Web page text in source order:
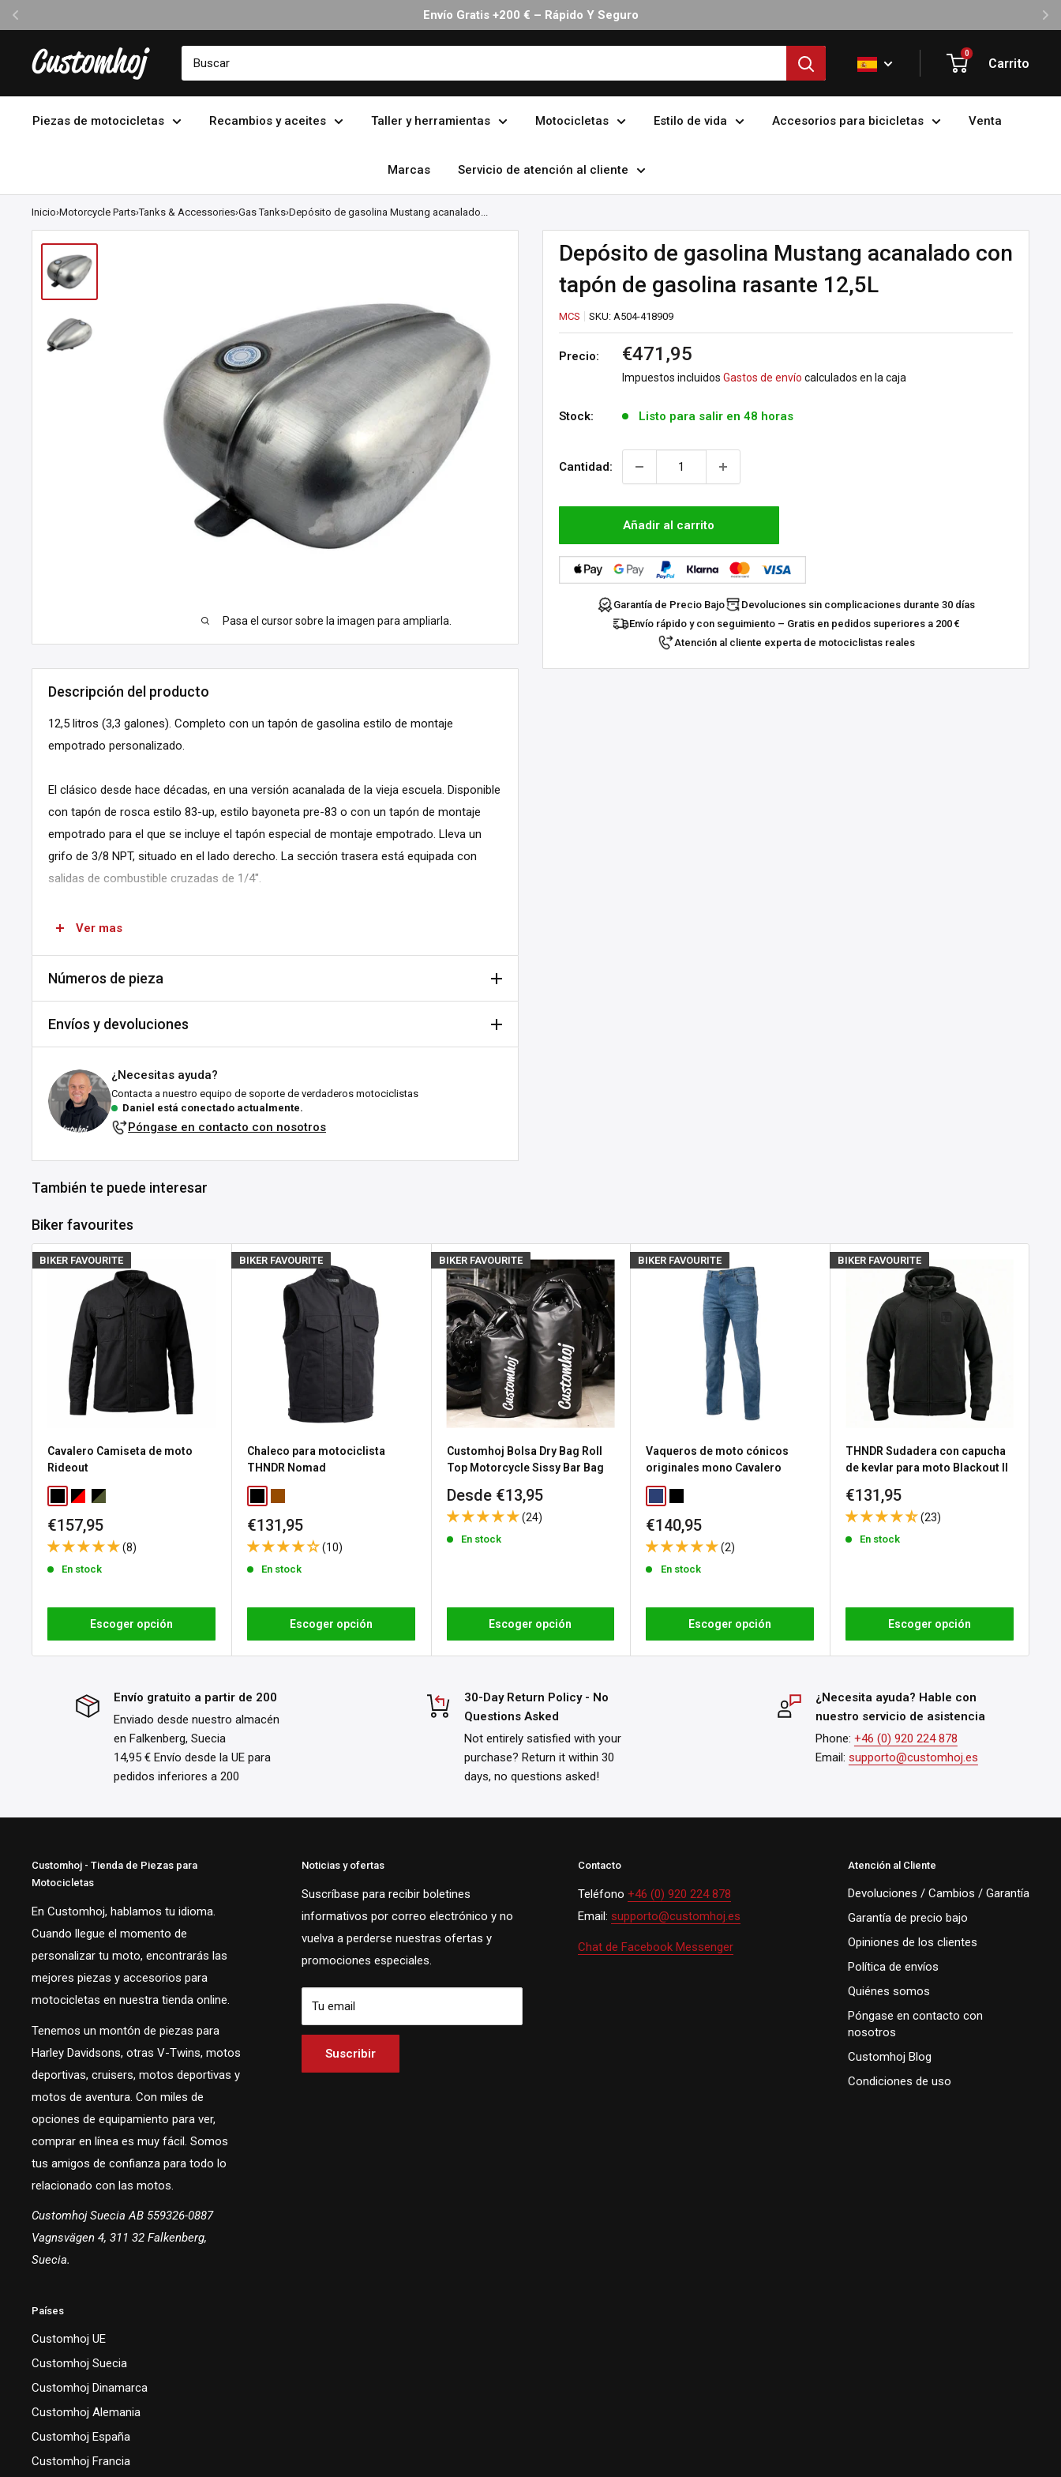
Envío Gratis +200 € – Rápido Y Seguro
directamente
Customhoj 0
Carrito
Piezas de motocicletas Recambios y aceites Taller y herramientas Motocicletas Estilo de vida Accesorios para bicicletas Venta
Marcas Servicio de atención al cliente
Inicio›Motorcycle Parts›Tanks & Accessories›Gas Tanks›Depósito de gasolina Mustang acanalado...
Pasa el cursor sobre la imagen para ampliarla.
Depósito de gasolina Mustang acanalado con
tapón de gasolina rasante 12,5L
MCS SKU: A504-418909
Precio:
Precio
de
venta
€471,95
Impuestos incluidos Gastos de envío calculados en la caja
Stock: Listo para salir en 48 horas
Cantidad:
Añadir al carrito
Garantía de Precio Bajo
Devoluciones sin complicaciones durante 30 días
Envío rápido y con seguimiento – Gratis en pedidos superiores a 200 €
Atención al cliente experta de motociclistas reales
Descripción del producto
12,5 litros (3,3 galones). Completo con un tapón de gasolina estilo de montaje
empotrado personalizado.
El clásico desde hace décadas, en una versión acanalada de la vieja escuela. Disponible
con tapón de rosca estilo 83-up, estilo bayoneta pre-83 o con un tapón de montaje
empotrado para el que se incluye el tapón especial de montaje empotrado. Lleva un
grifo de 3/8 NPT, situado en el lado derecho. La sección trasera está equipada con
salidas de combustible cruzadas de 1/4".
Dimensiones: 17" de largo x 11,5" de ancho, anchura del túnel 2".
antes de pintarlos e instalarlos. Algunos tanques están pintados, pero esta capa se
Ver mas
Números de pieza
DPN:516504
Envíos y devoluciones
Todos los pedidos se envían desde nuestro almacén en Falkenberg, Suecia. ¡Nos
esforzamos por enviarlos lo antes posible!
Explicación del estado de stock:
suele tardar entre 1 y 3 días laborables tras el envío, dependiendo
tenerlo pronto! No dudes en
ponerte en contacto con nosotros
para obtener
información sobre cuándo volverá a estar disponible el producto.
Si un producto tiene varias variantes (como tallas o colores), el estado de stock se
actualiza automáticamente al seleccionar su opción.
Devoluciones sin complicaciones en 30 días: sin preguntas
Si no estás completamente satisfecho con tu pedido, ya sea porque necesitas
30 días a partir del día en que recibas tu pedido. Se aplican gastos de envío de
Ten en cuenta que el derecho de devolución no se aplica a los productos
personalizados o fabricados bajo pedido. Consulta nuestra
para conocer todos los detalles y condiciones.
¿Necesitas ayuda?
Contacta a nuestro equipo de soporte de verdaderos motociclistas
Daniel está conectado actualmente.
Póngase en contacto con nosotros
También te puede interesar
Biker favourites
BIKER FAVOURITE
Cavalero Camiseta de moto
Rideout
BlackRed / Black
Forest Grey / Black
Precio
de
venta
€157,95
(8)
En stock
Escoger opción
BIKER FAVOURITE
Chaleco para motociclista
THNDR Nomad
Precio
de
venta
€131,95
(10)
En stock
Escoger opción
BIKER FAVOURITE
Customhoj Bolsa Dry Bag Roll
Top Motorcycle Sissy Bar Bag
Precio
de
venta
Desde €13,95
(24)
En stock
Escoger opción
BIKER FAVOURITE
Vaqueros de moto cónicos
originales mono Cavalero
Precio
de
venta
€140,95
(2)
En stock
Escoger opción
BIKER FAVOURITE
THNDR Sudadera con capucha
de kevlar para moto Blackout II
Precio
de
venta
€131,95
(23)
En stock
Escoger opción
Envío gratuito a partir de 200
Enviado desde nuestro almacén
en Falkenberg, Suecia
14,95 € Envío desde la UE para
pedidos inferiores a 200
30-Day Return Policy - No
Questions Asked
Not entirely satisfied with your
purchase? Return it within 30
days, no questions asked!
¿Necesita ayuda? Hable con
nuestro servicio de asistencia
Phone: +46 (0) 920 224 878
Email: supporto@customhoj.es
Customhoj - Tienda de Piezas para
Motocicletas
En Customhoj, hablamos tu idioma.
Cuando llegue el momento de
personalizar tu moto, encontrarás las
mejores piezas y accesorios para
motocicletas en nuestra tienda online.
Tenemos un montón de piezas para
Harley Davidsons, otras V-Twins, motos
deportivas, cruisers, motos deportivas y
motos de aventura. Con miles de
opciones de equipamiento para ver,
comprar en línea es muy fácil. Somos
tus amigos de confianza para todo lo
relacionado con las motos.
Customhoj Suecia AB 559326-0887
Vagnsvägen 4, 311 32 Falkenberg,
Suecia.
Noticias y ofertas
Suscríbase para recibir boletines
informativos por correo electrónico y no
vuelva a perderse nuestras ofertas y
promociones especiales.
Tu email
Suscribir
Contacto
Teléfono +46 (0) 920 224 878
Email: supporto@customhoj.es
Chat de Facebook Messenger
Atención al Cliente
Devoluciones / Cambios / Garantía
Garantía de precio bajo
Opiniones de los clientes
Política de envíos
Quiénes somos
Póngase en contacto con
nosotros
Customhoj Blog
Condiciones de uso
Países
Customhoj UE
Customhoj Suecia
Customhoj Dinamarca
Customhoj Alemania
Customhoj España
Customhoj Francia